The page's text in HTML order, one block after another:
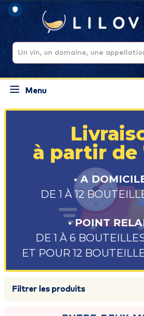
Menu
à partir de
• A
DE 1 À 12
• POINT
DE 1 À 6
ET POUR 12
Filtrer les produits